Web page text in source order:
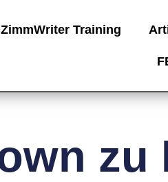
ZimmWriter Training
zu